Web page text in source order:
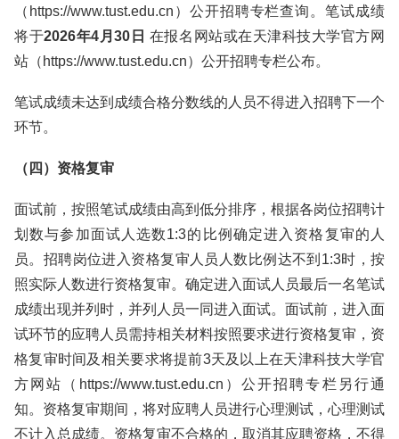
（https://www.tust.edu.cn）公开招聘专栏查询。笔试成绩
将于2026年4月30日 在报名网站或在天津科技大学官方网
站（https://www.tust.edu.cn）公开招聘专栏公布。
笔试成绩未达到成绩合格分数线的人员不得进入招聘下一个
环节。
（四）资格复审
面试前，按照笔试成绩由高到低分排序，根据各岗位招聘计
划数与参加面试人选数1:3的比例确定进入资格复审的人
员。招聘岗位进入资格复审人员人数比例达不到1:3时，按
照实际人数进行资格复审。确定进入面试人员最后一名笔试
成绩出现并列时，并列人员一同进入面试。面试前，进入面
试环节的应聘人员需持相关材料按照要求进行资格复审，资
格复审时间及相关要求将提前3天及以上在天津科技大学官
方网站（https://www.tust.edu.cn）公开招聘专栏另行通
知。资格复审期间，将对应聘人员进行心理测试，心理测试
不计入总成绩。资格复审不合格的，取消其应聘资格，不得